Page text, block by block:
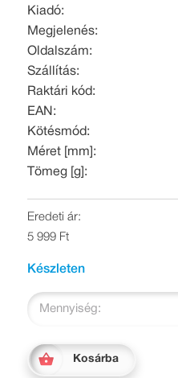
Kiadó:
Megjelenés:
Oldalszám:
Szállítás:
Raktári kód:
EAN:
Kötésmód:
Méret [mm]:
Tömeg [g]:
Eredeti ár:
5 999 Ft
Készleten
Mennyiség:
Kosárba